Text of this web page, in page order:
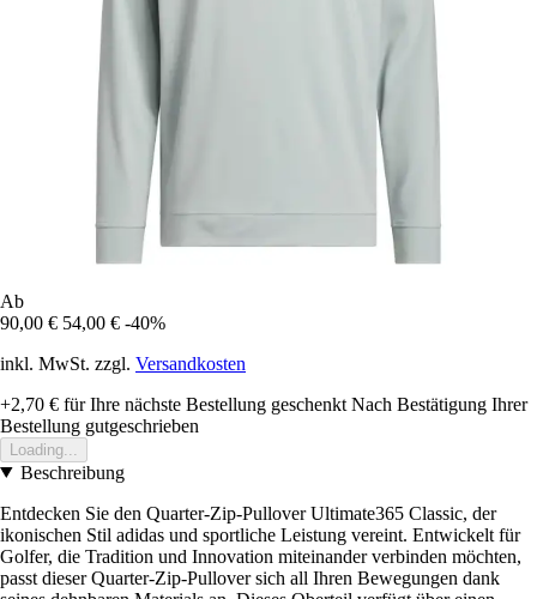
Ab
90,00 € 54,00 € -40%
inkl. MwSt. zzgl. Versandkosten
+2,70 € für Ihre nächste Bestellung geschenkt Nach Bestätigung Ihrer
Bestellung gutgeschrieben
Loading...
Beschreibung
Entdecken Sie den Quarter-Zip-Pullover Ultimate365 Classic, der
ikonischen Stil adidas und sportliche Leistung vereint. Entwickelt für
Golfer, die Tradition und Innovation miteinander verbinden möchten,
passt dieser Quarter-Zip-Pullover sich all Ihren Bewegungen dank